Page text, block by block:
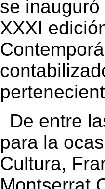
se
XXXI
De entre
para la
Cultura,